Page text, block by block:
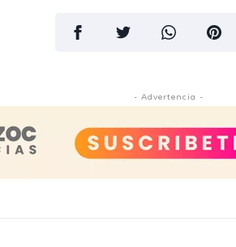
- Advertencia -